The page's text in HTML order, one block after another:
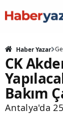
Haber Yazar
CK
Bakım
Antalya'da